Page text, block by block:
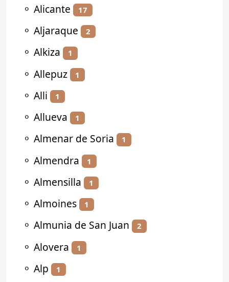
⚬ Alicante 17
⚬ Aljaraque 2
⚬ Alkiza 1
⚬ Allepuz 1
⚬ Alli 1
⚬ Allueva 1
⚬ Almenar de Soria 1
⚬ Almendra 1
⚬ Almensilla 1
⚬ Almoines 1
⚬ Almunia de San Juan 2
⚬ Alovera 1
⚬ Alp 1